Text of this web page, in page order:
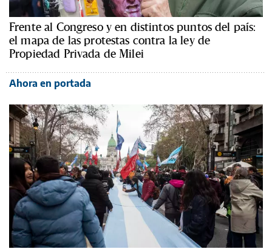
Frente al Congreso y en distintos puntos del país:
el mapa de las protestas contra la ley de
Propiedad Privada de Milei
Ahora en portada